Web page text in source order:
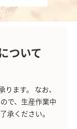
ついて
ます。
なお、
で、生産作業中
承ください。